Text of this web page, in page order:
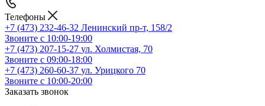
Телефоны
+7 (473) 232-46-32 Ленинский пр-т, 158/2
Звоните с 10:00-19:00
+7 (473) 207-15-27 ул. Холмистая, 70
Звоните с 09:00-18:00
+7 (473) 260-60-37 ул. Урицкого 70
Звоните с 10:00-20:00
Заказать звонок